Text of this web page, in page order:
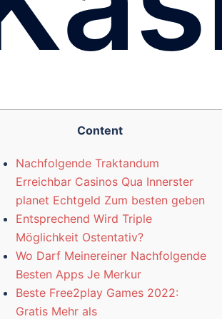
Content
Nachfolgende Traktandum
Erreichbar Casinos Qua Innerster
planet Echtgeld Zum besten geben
Entsprechend Wird Triple
Möglichkeit Ostentativ?
Wo Darf Meinereiner Nachfolgende
Besten Apps Je Merkur
Beste Free2play Games 2022:
Gratis Mehr als